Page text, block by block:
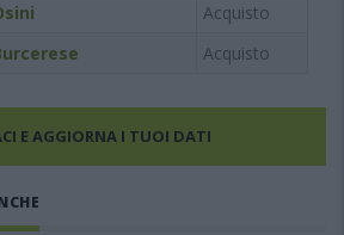
Acquisto
Acquisto
E AGGIORNA I TUOI DATI